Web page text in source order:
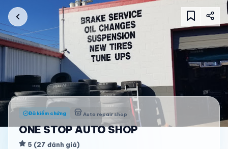
Đã kiểm chứng Auto repair shop
ONE STOP AUTO SHOP
5 (27 đánh giá)